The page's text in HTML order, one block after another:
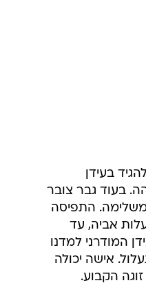
בעידן
בעוד גבר צובר
התפיסה
אביה, עד
המודרני למדנו
אישה יכולה
הקבוע.